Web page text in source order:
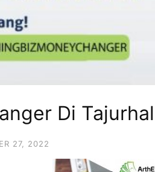
Di
27, 2022